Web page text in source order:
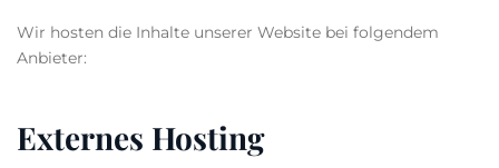
Wir hosten die Inhalte unserer Website bei folgendem
Anbieter:
Externes Hosting